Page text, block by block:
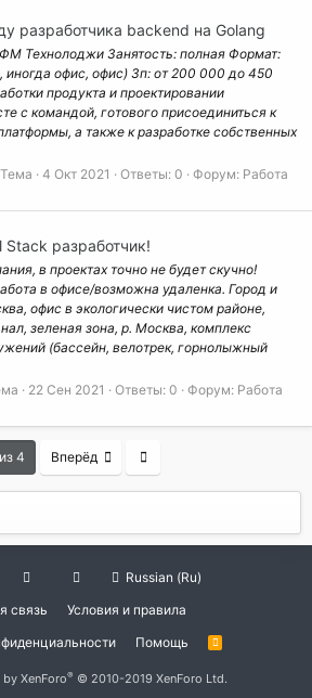
разработчика backend на Golang
Технолоджи Занятость: полная Формат:
иногда офис, офис) Зп: от 200 000 до 450
продукта и проектировании
с командой, готового присоединиться к
а также к разработке собственных
Тема 4 Окт 2021 Ответы: 0 Форум: Работа
разработчик!
в проектах точно не будет скучно!
в офисе/возможна удаленка. Город и
офис в экологически чистом районе,
зеленая зона, р. Москва, комплекс
(бассейн, велотрек, горнолыжный
22 Сен 2021 Ответы: 0 Форум: Работа
4 Вперёд
Russian (Ru)
связь
Условия и правила
Помощь
R
XenForo® © 2010-2019 XenForo Ltd.